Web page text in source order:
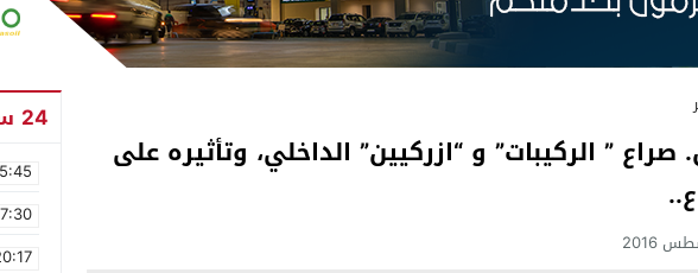
صراع ” الركيبات” و “ازركيين” الداخلي، وتأثيره على
24 ساعة